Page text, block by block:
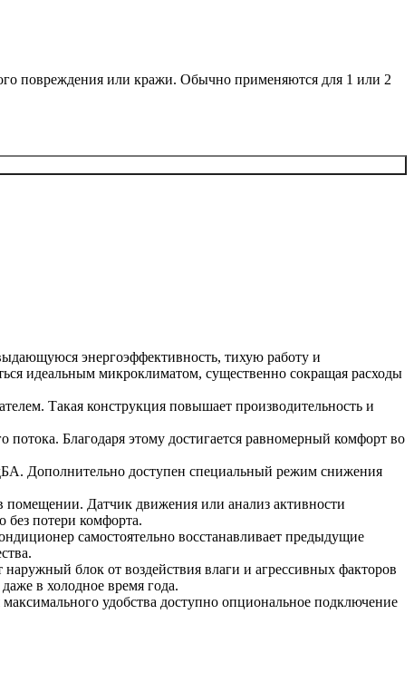
повреждения или кражи. Обычно применяются для 1 или 2
энергоэффективность, тихую работу и
идеальным микроклиматом, существенно сокращая расходы
Такая конструкция повышает производительность и
Благодаря этому достигается равномерный комфорт во
Дополнительно доступен специальный режим снижения
помещении. Датчик движения или анализ активности
без потери комфорта.
самостоятельно восстанавливает предыдущие
блок от воздействия влаги и агрессивных факторов
в холодное время года.
удобства доступно опциональное подключение